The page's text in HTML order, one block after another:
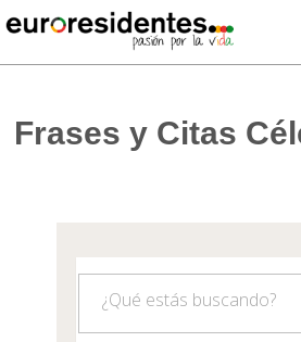
Frases y Citas